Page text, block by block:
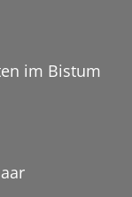
im Bistum